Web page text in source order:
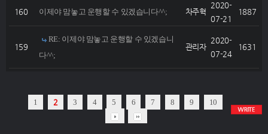
160 이제야 맘놓고 운행할 수 있겠습니다^^; 차주혁
2020-
07-21
1887
159
RE: 이제야 맘놓고 운행할 수 있겠습니
다^^;
관리자
2020-
07-24
1631
1 2 3 4 5 6 7 8 9 10